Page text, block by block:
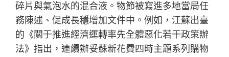
碎片與氣泡水的混合液。物節被寫進多地當局任
務陳述、促成長穩增加文件中。例如，江蘇出臺
的《關于推進經濟運轉率先全體惡化若干政策辦
法》指出，連續辦妥蘇新花費四時主題系列購物